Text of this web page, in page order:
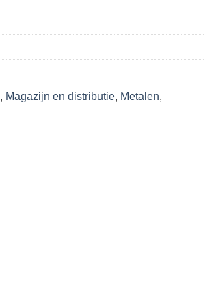
, Magazijn en distributie, Metalen,